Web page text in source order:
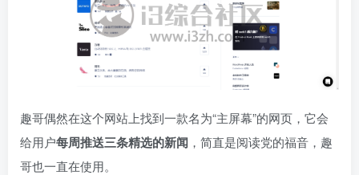
趣哥偶然在这个网站上找到一款名为“主屏幕”的网页，它会
给用户每周推送三条精选的新闻 ，简直是阅读党的福音，趣
哥也一直在使用。